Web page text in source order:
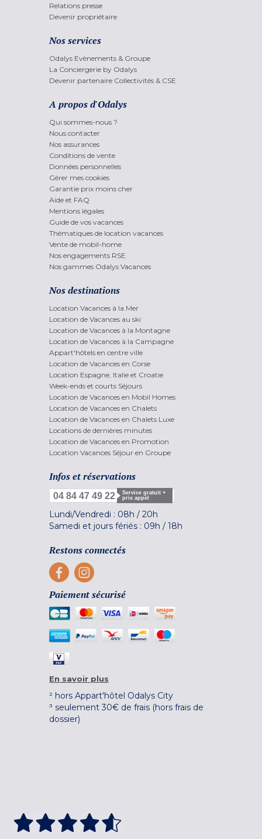
Relations presse
Devenir propriétaire
Nos services
Odalys Evènements & Groupe
La Conciergerie by Odalys
Devenir partenaire Collectivités & CSE
A propos d'Odalys
Qui sommes-nous ?
Nous contacter
Nos assurances
Conditions de vente
Données personnelles
Gérer mes cookies
Garantie prix moins cher
Aide et FAQ
Mentions légales
Guide de vos vacances
Thématiques de location vacances
Vente de mobil-home
Nos engagements RSE
Nos gammes Odalys Vacances
Nos destinations
Location Vacances à la Mer
Location de Vacances au ski
Location de Vacances à la Montagne
Location de Vacances à la Campagne
Appart'hôtels en centre ville
Location de Vacances en Corse
Location Espagne, Italie et Croatie
Week-ends et courts Séjours
Location de Vacances en Mobil Homes
Location de Vacances en Chalets
Location de Vacances en Chalets Luxe
Locations de dernières minutes
Location de Vacances en Promotion
Location Vacances Séjour en Groupe
Infos et réservations
04 84 47 49 22
Service gratuit +
prix appel
Lundi/Vendredi : 08h / 20h
Samedi et jours fériés : 09h / 18h
Restons connectés
Paiement sécurisé
En savoir plus
² hors Appart'hôtel Odalys City
³ seulement 30€ de frais (hors frais de
dossier)